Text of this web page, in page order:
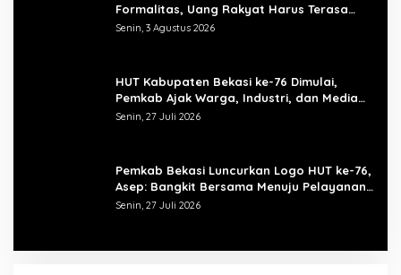
Formalitas, Uang Rakyat Harus Terasa
Manfaatnya
Senin, 3 Agustus 2026
HUT Kabupaten Bekasi ke-76 Dimulai,
Pemkab Ajak Warga, Industri, dan Media
Kibarkan Semangat “Bangkit Bersama”
Senin, 27 Juli 2026
Pemkab Bekasi Luncurkan Logo HUT ke-76,
Asep: Bangkit Bersama Menuju Pelayanan
yang Lebih Baik
Senin, 27 Juli 2026